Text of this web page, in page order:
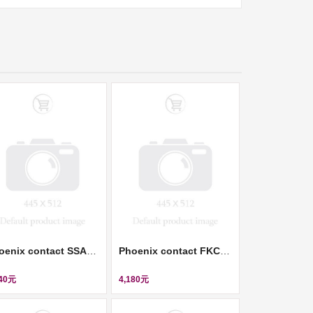
Phoenix contact SSAC-8P-10,0-PUR/M12FS SH - Sensor/actuator cable (感測器/執行器電纜) ll 1522891
元
Phoenix contact FKC 2,5/ 3-ST-RF - PCB connector (插拔式連接器) ll 1947065
4,180元